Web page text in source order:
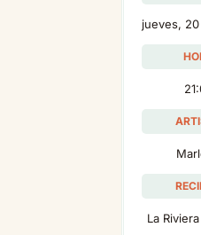
jueves,
La